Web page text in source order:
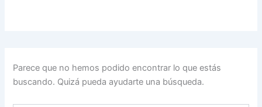
Parece que no hemos podido encontrar lo que estás
buscando. Quizá pueda ayudarte una búsqueda.